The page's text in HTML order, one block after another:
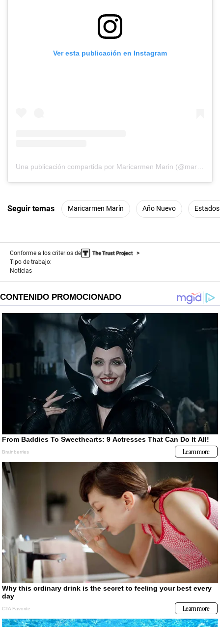
Ver esta publicación en Instagram
Seguir temas Maricarmen Marín Año Nuevo
Conforme a los criterios de
Tipo de trabajo:
Noticias